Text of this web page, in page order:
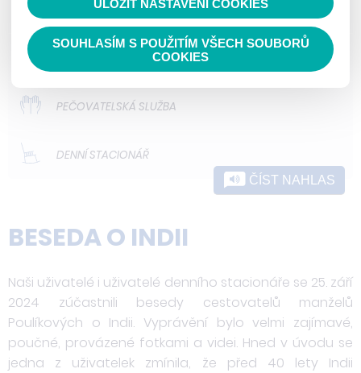
ODLEHČOVACÍ SLUŽBY
DOMOVY PRO OSOBY SE ZDRAVOTNÍM
PEČOVATELSKÁ SLUŽBA
DENNÍ STACIONÁŘ
ČÍST NAHLAS
BESEDA O INDII
Naši uživatelé i uživatelé denního stacionáře se 25. září
2024 zúčastnili besedy cestovatelů manželů
Poulíkových o Indii. Vyprávění bylo velmi zajímavé,
poučné, provázené fotkami a videi. Hned v úvodu se
jedna z uživatelek zmínila, že před 40 lety Indii
ULOŽIT NASTAVENÍ COOKIES
SOUHLASÍM S POUŽITÍM VŠECH SOUBORŮ
COOKIES